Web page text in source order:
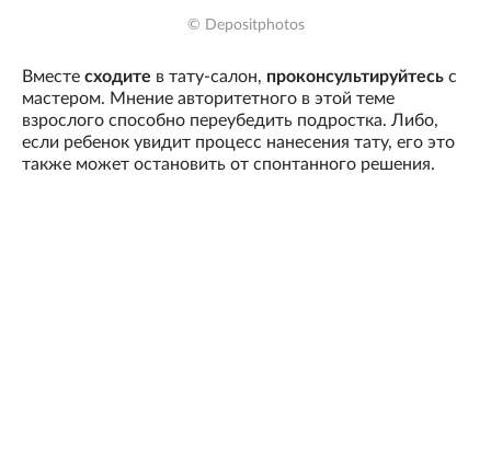
© Depositphotos
Вместе сходите в тату-салон, проконсультируйтесь с
мастером. Мнение авторитетного в этой теме
взрослого способно переубедить подростка. Либо,
если ребенок увидит процесс нанесения тату, его это
также может остановить от спонтанного решения.